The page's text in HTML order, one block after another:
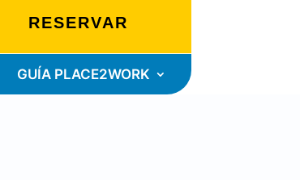
RESERVAR
GUÍA PLACE2WORK